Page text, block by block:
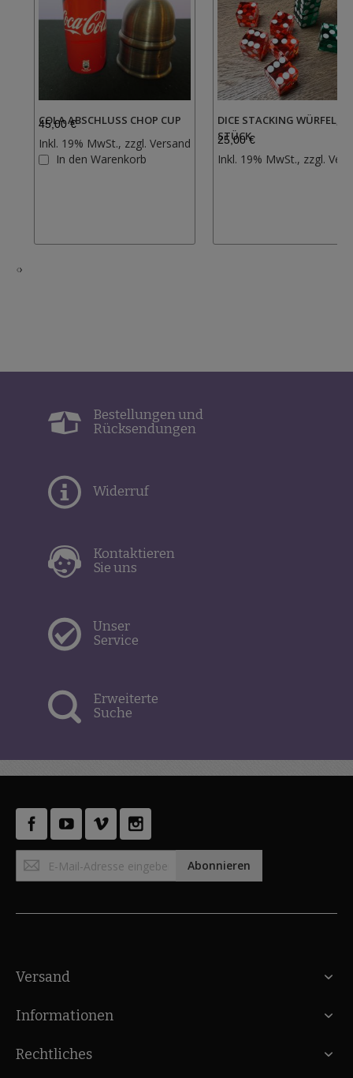
COLA ABSCHLUSS CHOP CUP
45,00 €
Inkl. 19% MwSt., zzgl. Versand
In den Warenkorb
DICE STACKING WÜRFEL, 5
STÜCK
25,00 €
Inkl. 19% MwSt., zzgl.
‹›
Bestellungen und
Rücksendungen
Widerruf
Kontaktieren
Sie uns
Unser
Service
Erweiterte
Suche
Anmeldung
zum
Abonnieren
Versand
Informationen
Rechtliches